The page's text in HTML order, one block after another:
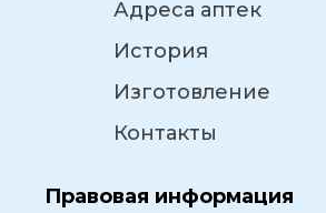
Адреса аптек
История
Изготовление
Контакты
Правовая информация